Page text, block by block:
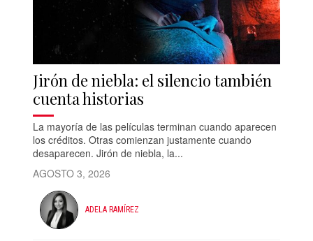
Jirón de niebla: el silencio también
cuenta historias
La mayoría de las películas terminan cuando aparecen
los créditos. Otras comienzan justamente cuando
desaparecen. Jirón de niebla, la...
AGOSTO 3, 2026
ADELA RAMÍREZ